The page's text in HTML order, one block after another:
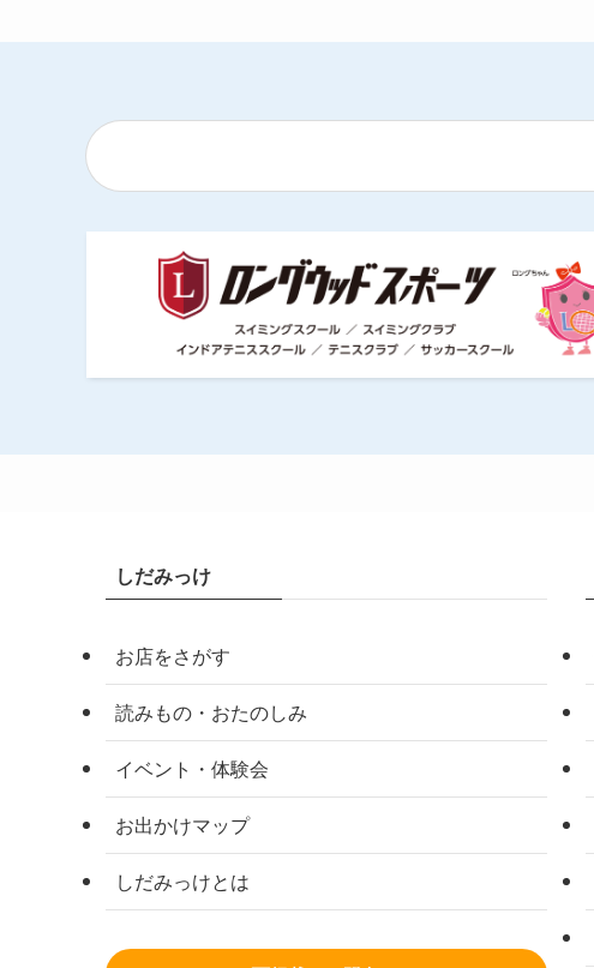
しだみっけ
お店をさがす
読みもの・おたのしみ
イベント・体験会
お出かけマップ
しだみっけとは